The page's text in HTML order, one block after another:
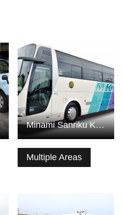
Multiple Areas
ดูข้อมูลพื้นฐาน
Minami Sanriku Kanko Bus